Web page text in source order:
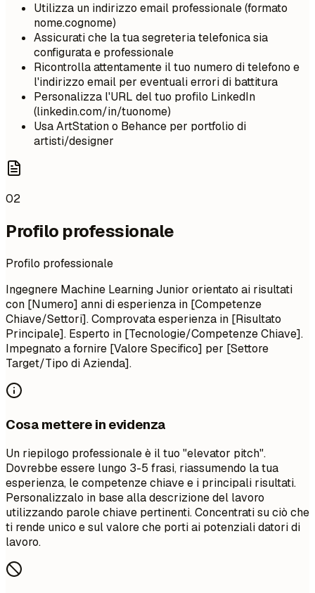
Utilizza un indirizzo email professionale (formato
nome.cognome)
Assicurati che la tua segreteria telefonica sia
configurata e professionale
Ricontrolla attentamente il tuo numero di telefono e
l'indirizzo email per eventuali errori di battitura
Personalizza l'URL del tuo profilo LinkedIn
(linkedin.com/in/tuonome)
Usa ArtStation o Behance per portfolio di
artisti/designer
02
Profilo professionale
Profilo professionale
Ingegnere Machine Learning Junior orientato ai risultati
con [Numero] anni di esperienza in [Competenze
Chiave/Settori]. Comprovata esperienza in [Risultato
Principale]. Esperto in [Tecnologie/Competenze Chiave].
Impegnato a fornire [Valore Specifico] per [Settore
Target/Tipo di Azienda].
Cosa mettere in evidenza
Un riepilogo professionale è il tuo "elevator pitch".
Dovrebbe essere lungo 3-5 frasi, riassumendo la tua
esperienza, le competenze chiave e i principali risultati.
Personalizzalo in base alla descrizione del lavoro
utilizzando parole chiave pertinenti. Concentrati su ciò che
ti rende unico e sul valore che porti ai potenziali datori di
lavoro.